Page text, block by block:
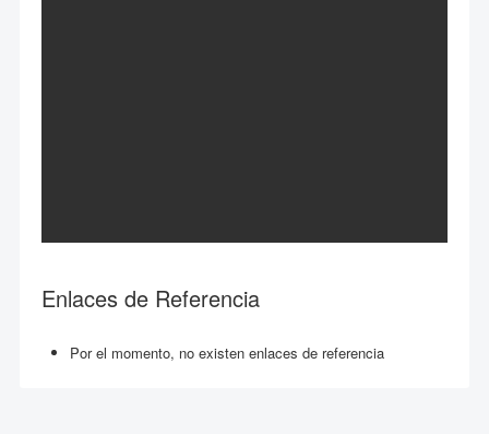
Enlaces de Referencia
Por el momento, no existen enlaces de referencia